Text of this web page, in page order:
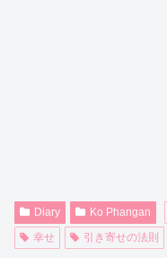
Diary Ko Phangan
幸せ
引き寄せの法則